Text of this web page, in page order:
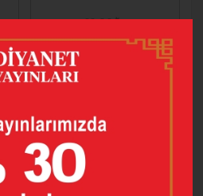
60,00
42,00
SEPETE EKLE
%30